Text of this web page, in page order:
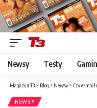
Newsy Testy
Magazyn T3 > Blog > Newsy > Czy e-mail
NEWSY